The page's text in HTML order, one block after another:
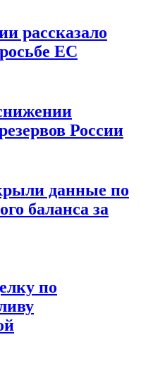
рассказало
ЕС
России
данные по
баланса за
по